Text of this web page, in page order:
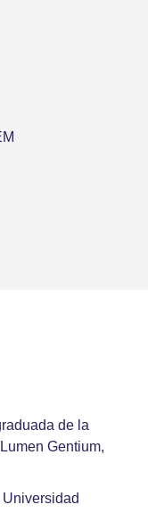
de la
Gentium,